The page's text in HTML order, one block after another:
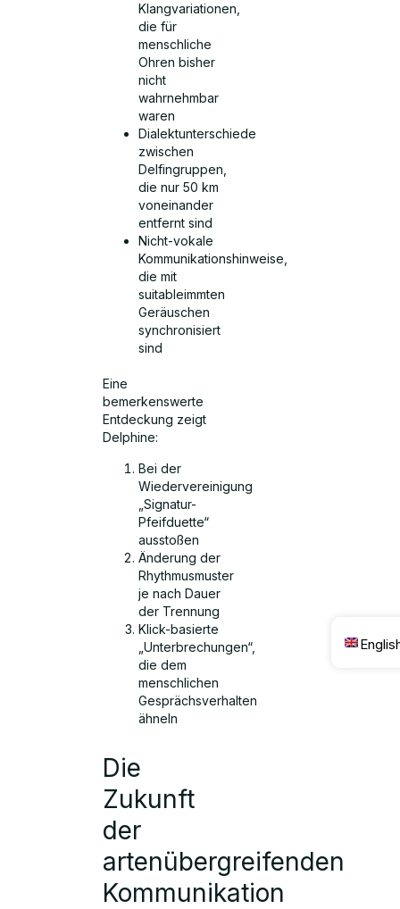
Klangvariationen,
die für
menschliche
Ohren bisher
nicht
wahrnehmbar
waren
Dialektunterschiede
zwischen
Delfingruppen,
die nur 50 km
voneinander
entfernt sind
Nicht-vokale
Kommunikationshinweise,
die mit
suitableimmten
Geräuschen
synchronisiert
sind
Eine
bemerkenswerte
Entdeckung zeigt
Delphine:
Bei der
Wiedervereinigung
„Signatur-
Pfeifduette“
ausstoßen
Änderung der
Rhythmusmuster
je nach Dauer
der Trennung
Klick-basierte
„Unterbrechungen“,
die dem
menschlichen
Gesprächsverhalten
ähneln
Die
Zukunft
der
artenübergreifenden
Kommunikation